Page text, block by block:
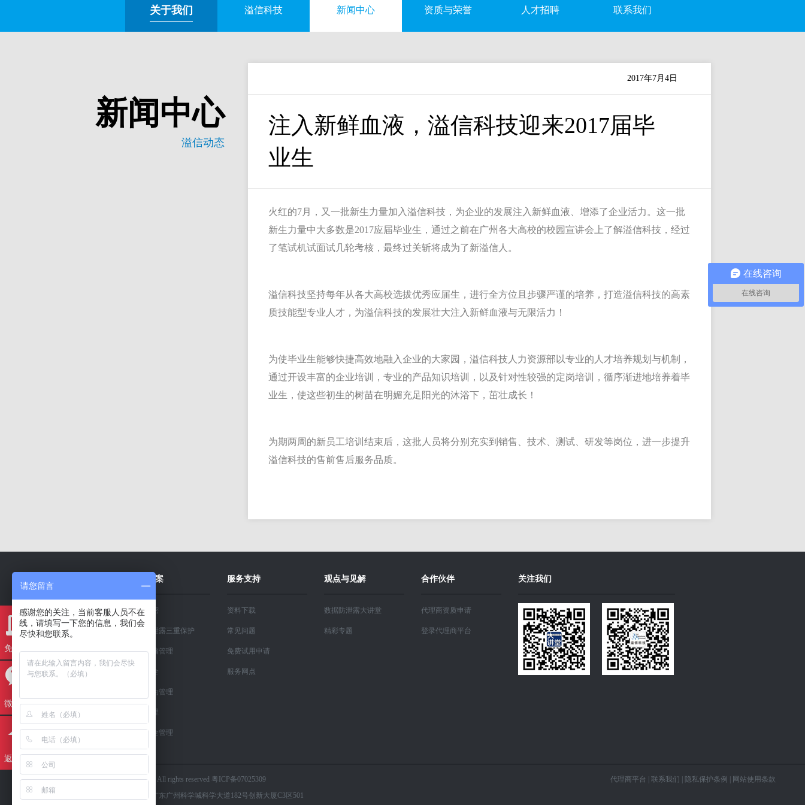
关于我们 溢信科技 新闻中心 资质与荣誉 人才招聘 联系我们
新闻中心
溢信动态
2017年7月4日
注入新鲜血液，溢信科技迎来2017届毕
业生
火红的7月，又一批新生力量加入溢信科技，为企业的发展注入新鲜血液、增添了企业活力。这一批
新生力量中大多数是2017应届毕业生，通过之前在广州各大高校的校园宣讲会上了解溢信科技，经过
了笔试机试面试几轮考核，最终过关斩将成为了新溢信人。
溢信科技坚持每年从各大高校选拔优秀应届生，进行全方位且步骤严谨的培养，打造溢信科技的高素
质技能型专业人才，为溢信科技的发展壮大注入新鲜血液与无限活力！
为使毕业生能够快捷高效地融入企业的大家园，溢信科技人力资源部以专业的人才培养规划与机制，
通过开设丰富的企业培训，专业的产品知识培训，以及针对性较强的定岗培训，循序渐进地培养着毕
业生，使这些初生的树苗在明媚充足阳光的沐浴下，茁壮成长！
为期两周的新员工培训结束后，这批人员将分别充实到销售、技术、测试、研发等岗位，进一步提升
溢信科技的售前售后服务品质。
溢信科技
新闻中心
资质与荣誉
人才招聘
解决方案
文档加密
信息防泄露三重保护
移动存储管理
终端安全
上网行为管理
资产管理
内网安全管理
服务支持
资料下载
常见问题
免费试用申请
服务网点
观点与见解
数据防泄露大讲堂
精彩专题
合作伙伴
代理商资质申请
登录代理商平台
关注我们
版权所有：© 2025 TEC Solutions Limited. All rights reserved 粤ICP备07025309 代理商平台 联系我们 隐私保护条例
网站使用条款
广州市溢信科技股份有限公司 地址：广东广州科学城科学大道182号创新大厦C3区501
免费试用
微信咨询
售前咨询
售后咨询
返回顶部
在线咨询
在线咨询
请您留言
感谢您的关注，当前客服人员不在
线，请填写一下您的信息，我们会
尽快和您联系。